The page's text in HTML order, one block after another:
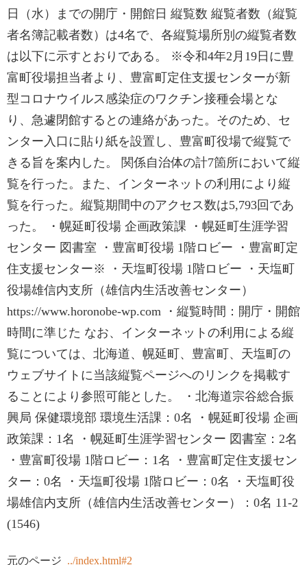
日（水）までの開庁・開館日 縦覧数 縦覧者数（縦覧
者名簿記載者数）は4名で、各縦覧場所別の縦覧者数
は以下に示すとおりである。 ※令和4年2月19日に豊
富町役場担当者より、豊富町定住支援センターが新
型コロナウイルス感染症のワクチン接種会場とな
り、急遽閉館するとの連絡があった。そのため、セ
ンター入口に貼り紙を設置し、豊富町役場で縦覧で
きる旨を案内した。 関係自治体の計7箇所において縦
覧を行った。また、インターネットの利用により縦
覧を行った。縦覧期間中のアクセス数は5,793回であ
った。 ・幌延町役場 企画政策課 ・幌延町生涯学習
センター 図書室 ・豊富町役場 1階ロビー ・豊富町定
住支援センター※ ・天塩町役場 1階ロビー ・天塩町
役場雄信内支所（雄信内生活改善センター）
https://www.horonobe-wp.com ・縦覧時間：開庁・開館
時間に準じた なお、インターネットの利用による縦
覧については、北海道、幌延町、豊富町、天塩町の
ウェブサイトに当該縦覧ページへのリンクを掲載す
ることにより参照可能とした。 ・北海道宗谷総合振
興局 保健環境部 環境生活課：0名 ・幌延町役場 企画
政策課：1名 ・幌延町生涯学習センター 図書室：2名
・豊富町役場 1階ロビー：1名 ・豊富町定住支援セン
ター：0名 ・天塩町役場 1階ロビー：0名 ・天塩町役
場雄信内支所（雄信内生活改善センター）：0名 11-2
(1546)
元のページ ../index.html#2